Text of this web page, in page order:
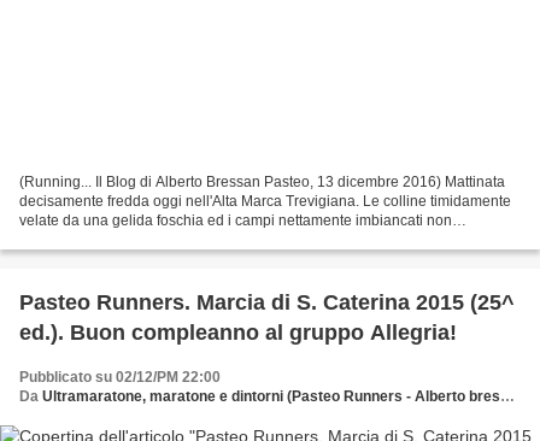
(Running... Il Blog di Alberto Bressan Pasteo, 13 dicembre 2016) Mattinata
decisamente fredda oggi nell'Alta Marca Trevigiana. Le colline timidamente
velate da una gelida foschia ed i campi nettamente imbiancati non
Pasteo Runners. Marcia di S. Caterina 2015 (25^
ed.). Buon compleanno al gruppo Allegria!
Pubblicato su 02/12/PM 22:00
Da Ultramaratone, maratone e dintorni (Pasteo Runners - Alberto bressan)